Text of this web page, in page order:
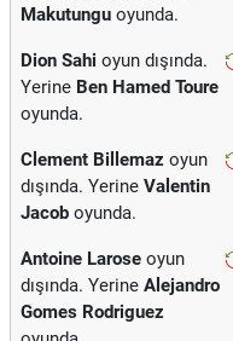
Makutungu oyunda.
Dion Sahi oyun dışında.
Yerine Ben Hamed Toure
oyunda.
Clement Billemaz oyun
dışında. Yerine Valentin
Jacob oyunda.
Antoine Larose oyun
dışında. Yerine Alejandro
Gomes Rodriguez